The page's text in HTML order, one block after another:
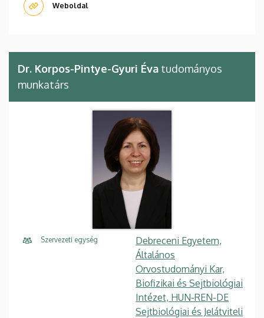
Weboldal
Dr. Korpos-Pintye-Gyuri Éva tudományos
munkatárs
Szervezeti egység
Debreceni Egyetem,
Általános
Orvostudományi Kar,
Biofizikai és Sejtbiológiai
Intézet, HUN-REN-DE
Sejtbiológiai és Jelátviteli